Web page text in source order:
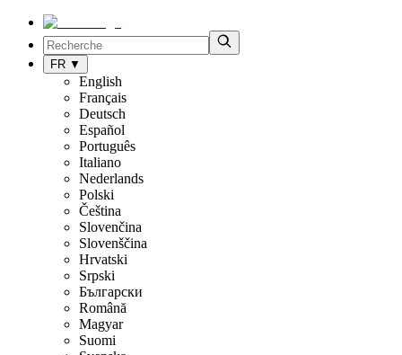
FR ▼
English
Français
Deutsch
Español
Português
Italiano
Nederlands
Polski
Čeština
Slovenčina
Slovenščina
Hrvatski
Srpski
Български
Română
Magyar
Suomi